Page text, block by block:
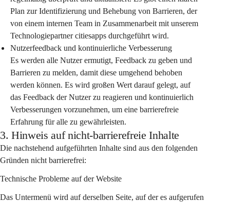
Plan zur Identifizierung und Behebung von Barrieren, der
von einem internen Team in Zusammenarbeit mit unserem
Technologiepartner citiesapps durchgeführt wird.
Nutzerfeedback und kontinuierliche Verbesserung
Es werden alle Nutzer ermutigt, Feedback zu geben und
Barrieren zu melden, damit diese umgehend behoben
werden können. Es wird großen Wert darauf gelegt, auf
das Feedback der Nutzer zu reagieren und kontinuierlich
Verbesserungen vorzunehmen, um eine barrierefreie
Erfahrung für alle zu gewährleisten.
3. Hinweis auf nicht-barrierefreie Inhalte
Die nachstehend aufgeführten Inhalte sind aus den folgenden
Gründen nicht barrierefrei:
Technische Probleme auf der Website
Das Untermenü wird auf derselben Seite, auf der es aufgerufen